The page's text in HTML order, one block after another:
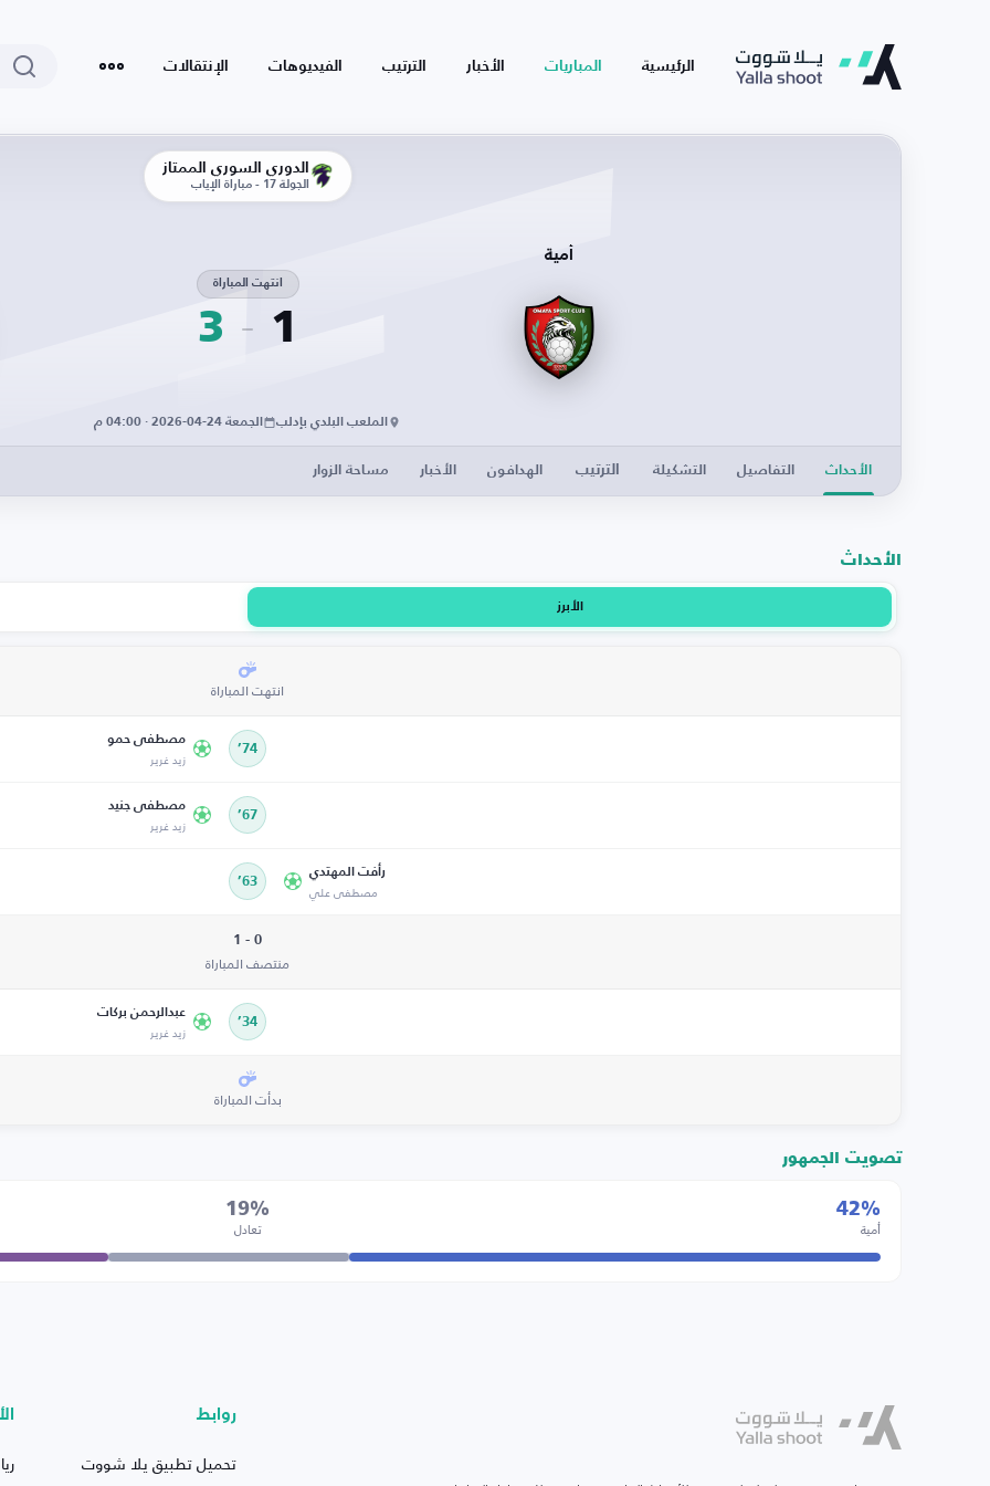
الرئيسية المباريات الأخبار الترتيب الفيديوهات الإنتقالات
الدوري السوري الممتاز
الجولة 17 - مباراة الإياب
أمية
1
انتهت المباراة
3
الملعب البلدي بإدلب الجمعة 24-04-2026 · 04:00 م
الأحداث التفاصيل التشكيلة الترتيب الهدافون الأخبار مساحة الزوار
الأحداث
الأبرز
انتهت المباراة
74’
مصطفى حمو
زيد غرير
67’
مصطفى جنيد
زيد غرير
رأفت المهتدي
مصطفى علي 63’
0 - 1
منتصف المباراة
34’
عبدالرحمن بركات
زيد غرير
بدأت المباراة
تصويت الجمهور
42%
أمية
19%
تعادل
روابط
تحميل تطبيق يلا شووت